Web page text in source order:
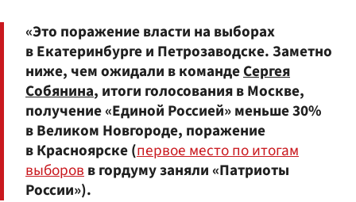
«Это поражение власти на выборах
в Екатеринбурге и Петрозаводске. Заметно
ниже, чем ожидали в командеСергея
Собянина, итоги голосования в Москве,
получение «Единой Россией» меньше 30%
в Великом Новгороде, поражение
в Красноярске (первое место по итогам
выборов в гордуму заняли «Патриоты
России»).